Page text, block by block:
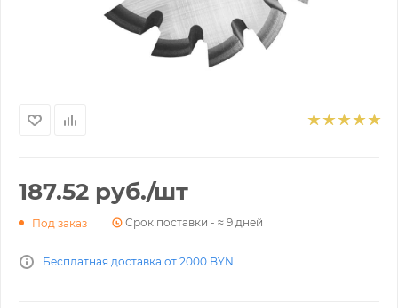
187.52 руб./шт
Под заказ Срок поставки - ≈ 9 дней
Бесплатная доставка от 2000 BYN